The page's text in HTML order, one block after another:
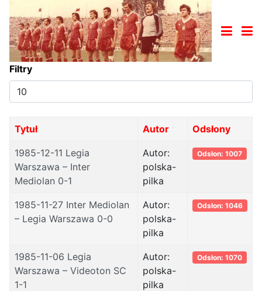
Filtry
Pokaż
#
Tytuł Autor Odsłony
1985-12-11 Legia
Warszawa – Inter
Mediolan 0-1
Autor:
polska-
pilka
Odsłon: 1007
1985-11-27 Inter Mediolan
– Legia Warszawa 0-0
Autor:
polska-
pilka
Odsłon: 1046
1985-11-06 Legia
Warszawa – Videoton SC
1-1
Autor:
polska-
pilka
Odsłon: 1070